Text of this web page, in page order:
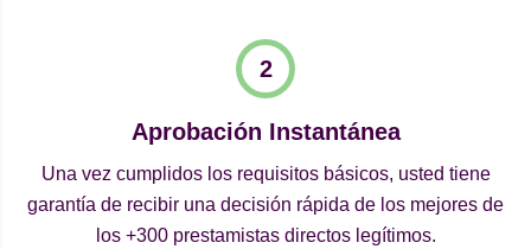
Aprobación Instantánea
Una vez cumplidos los requisitos básicos, usted tiene
garantía de recibir una decisión rápida de los mejores de
los +300 prestamistas directos legítimos.